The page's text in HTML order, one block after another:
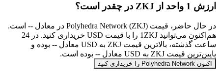
ارزش 1 واحد از ZKJ در چقدر است؟
در حال حاضر، قیمت Polyhedra Network (ZKJ) در معادل -- است.
هم‌اکنون می‌توانید 1ZKJ را با قیمت USD خریداری کنید. در 24
ساعت گذشته، بالاترین قیمت ZKJ به USD معادل -- بوده و
پایین‌ترین قیمت ZKJ به USD معادل -- بوده است.
اکنون Polyhedra Network را خریداری کنید